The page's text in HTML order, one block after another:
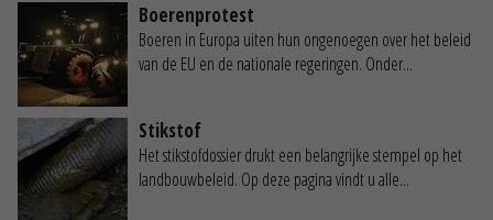
Boerenprotest
Boeren in Europa uiten hun ongenoegen over het beleid
van de EU en de nationale regeringen. Onder...
Stikstof
Het stikstofdossier drukt een belangrijke stempel op het
landbouwbeleid. Op deze pagina vindt u alle...